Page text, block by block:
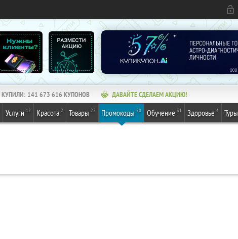
КУПИЛИ: 141 673 616 КУПОНОВ ДАВАЙТЕ СДЕЛАЕМ АКЦИЮ!
Услуги 12 Красота 2 Товары 27 Промокоды 50 Обучение 31 Здоровье 4 Туры